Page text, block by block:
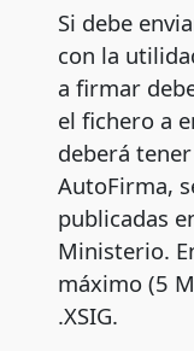
Si debe
con la
a firmar
el fichero a
deberá
AutoFirma,
publicadas
Ministerio.
máximo (5
.XSIG.